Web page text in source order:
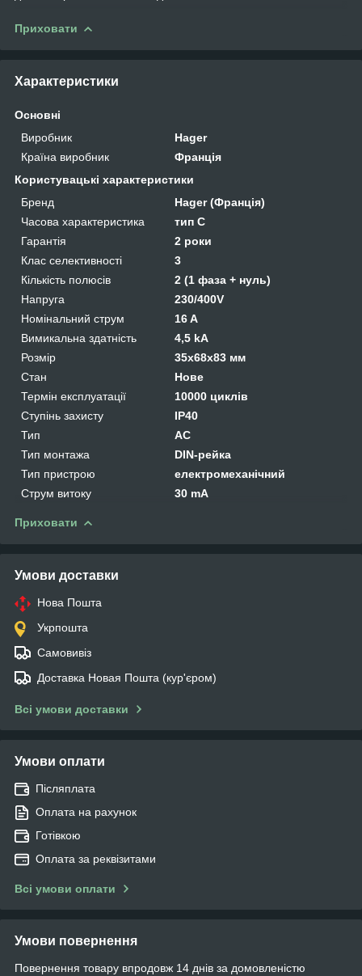
Приховати
Характеристики
Основні
Виробник
Hager
Країна виробник
Франція
Користувацькi характеристики
Бренд
Hager (Франція)
Часова характеристика
тип C
Гарантія
2 роки
Клас селективності
3
Кількість полюсів
2 (1 фаза + нуль)
Напруга
230/400V
Номінальний струм
16 A
Вимикальна здатність
4,5 kA
Розмір
35x68x83 мм
Стан
Нове
Термін експлуатації
10000 циклів
Ступінь захисту
IP40
Тип
AC
Тип монтажа
DIN-рейка
Тип пристрою
електромеханічний
Струм витоку
30 mA
Приховати
Умови доставки
Нова Пошта
Укрпошта
Самовивіз
Доставка Новая Пошта (кур'єром)
Всі умови доставки
Умови оплати
Післяплата
Оплата на рахунок
Готівкою
Оплата за реквізитами
Всі умови оплати
Умови повернення
Повернення товару впродовж 14 днів за домовленістю